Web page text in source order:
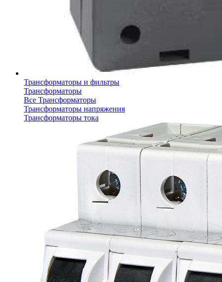
Трансформаторы и фильтры
Трансформаторы
Все Трансформаторы
Трансформаторы напряжения
Трансформаторы тока